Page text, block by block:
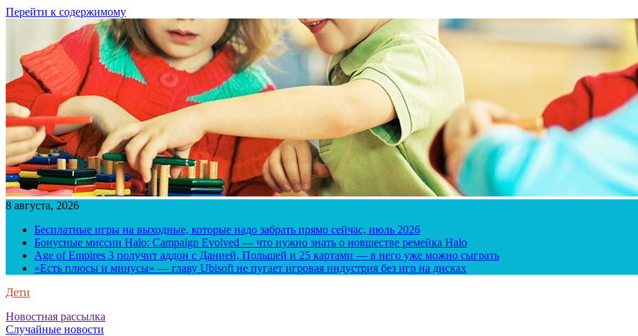
Перейти к содержимому
8 августа, 2026
Бесплатные игры на выходные, которые надо забрать прямо сейчас, июль 2026
Бонусные миссии Halo: Campaign Evolved — что нужно знать о новшестве ремейка Halo
Age of Empires 3 получит аддон с Данией, Польшей и 25 картами — в него уже можно сыграть
«Есть плюсы и минусы» — главу Ubisoft не пугает игровая индустрия без игр на дисках
Дети
Новостная рассылка
Случайные новости